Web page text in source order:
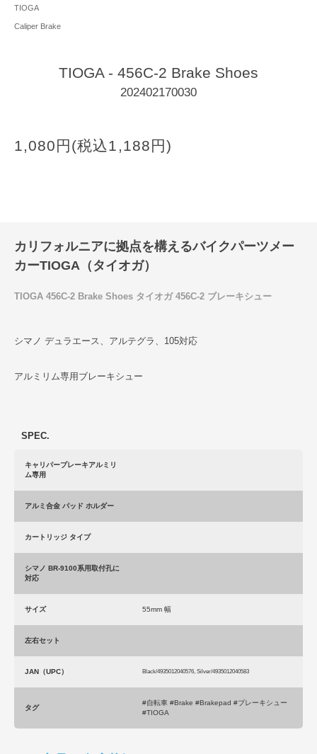
TIOGA
Caliper Brake
TIOGA - 456C-2 Brake Shoes
202402170030
1,080円(税込1,188円)
カリフォルニアに拠点を構えるバイクパーツメー
カーTIOGA（タイオガ）
TIOGA 456C-2 Brake Shoes タイオガ 456C-2 ブレーキシュー
シマノ デュラエース、アルテグラ、105対応
アルミリム専用ブレーキシュー
SPEC.
キャリパープレーキアルミリ
ム専用
アルミ合金 パッド ホルダー
カートリッジ タイプ
シマノ BR-9100系用取付孔に
対応
サイズ 55mm 幅
左右セット
JAN（UPC） Black/4935012040576, Silver/4935012040583
タグ
#自転車 #Brake #Brakepad #ブレーキシュー
#TIOGA